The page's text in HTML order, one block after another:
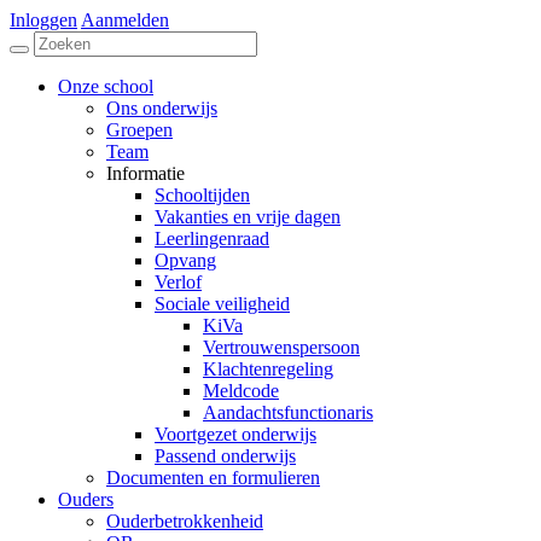
Inloggen Aanmelden
Onze school
Ons onderwijs
Groepen
Team
Informatie
Schooltijden
Vakanties en vrije dagen
Leerlingenraad
Opvang
Verlof
Sociale veiligheid
KiVa
Vertrouwenspersoon
Klachtenregeling
Meldcode
Aandachtsfunctionaris
Voortgezet onderwijs
Passend onderwijs
Documenten en formulieren
Ouders
Ouderbetrokkenheid